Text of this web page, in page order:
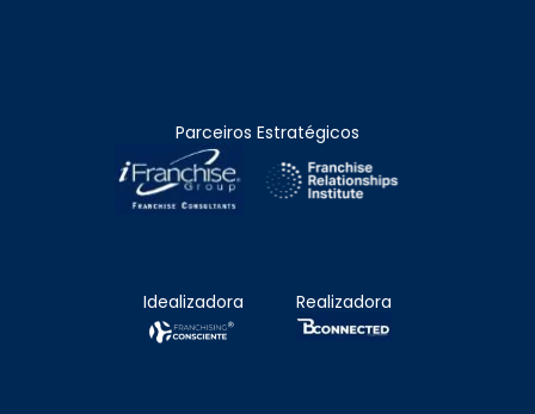
Parceiros Estratégicos
Idealizadora Realizadora